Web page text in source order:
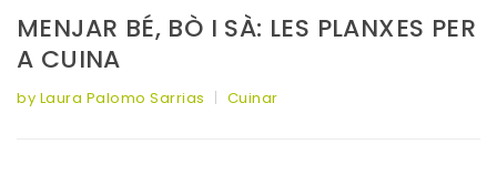
MENJAR BÉ, BÒ I SÀ: LES PLANXES PER
A CUINA
by Laura Palomo Sarrias Cuinar